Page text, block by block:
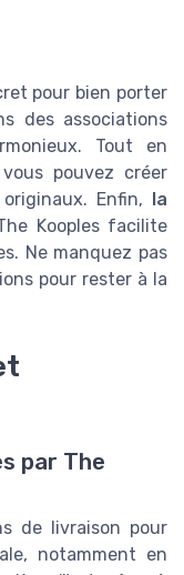
pour bien porter
des associations
Tout en
pouvez créer
Enfin,
la
Kooples facilite
Ne manquez pas
pour rester à la
par The
de livraison pour
notamment en